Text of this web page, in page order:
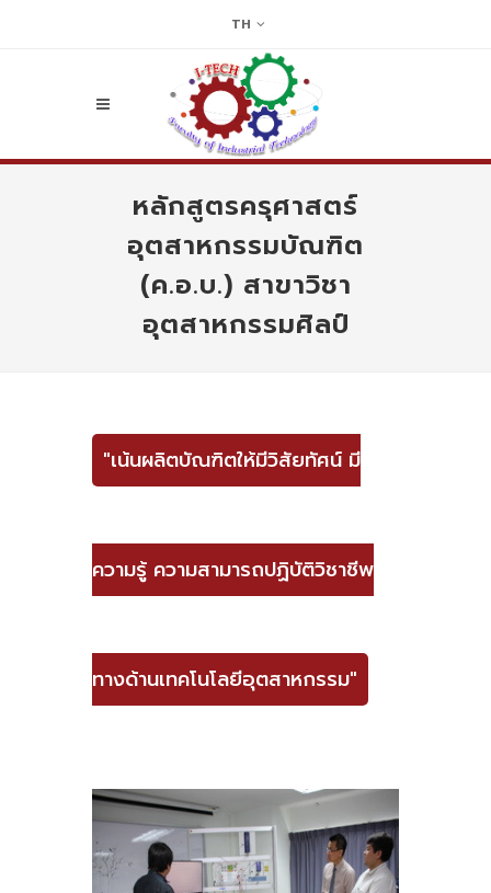
TH
หลักสูตรครุศาสตร์
อุตสาหกรรมบัณฑิต
(ค.อ.บ.) สาขาวิชา
อุตสาหกรรมศิลป์
"เน้นผลิตบัณฑิตให้มีวิสัยทัศน์ มี
ความรู้ ความสามารถปฏิบัติวิชาชีพ
ทางด้านเทคโนโลยีอุตสาหกรรม"